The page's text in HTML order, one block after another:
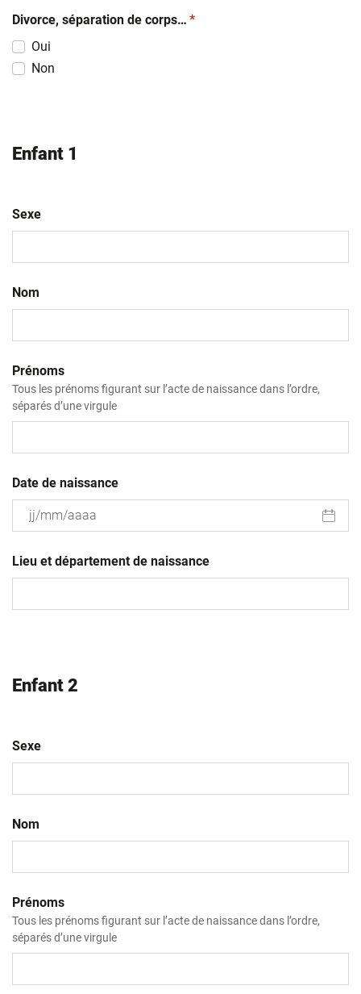
Divorce, séparation de corps… (obligatoire)
*
Oui
Non
Enfant 1
Sexe
Nom
Prénoms
Tous les prénoms figurant sur l’acte de naissance dans l’ordre,
séparés d’une virgule
Date de naissance
slash
MM
Lieu et département de naissance
Enfant 2
Sexe
Nom
Prénoms
Tous les prénoms figurant sur l’acte de naissance dans l’ordre,
séparés d’une virgule